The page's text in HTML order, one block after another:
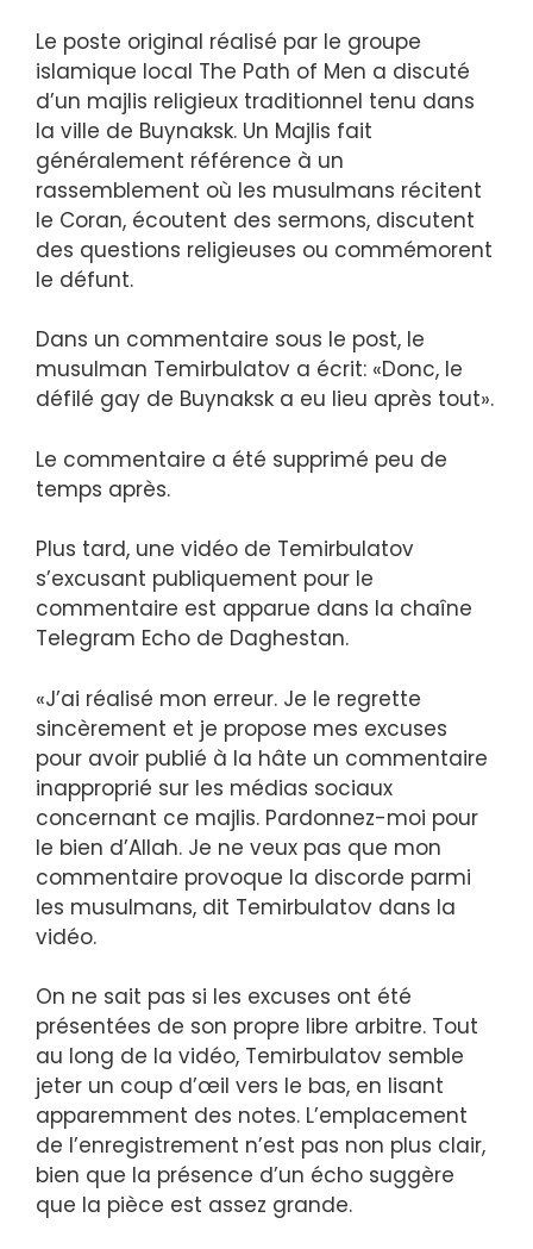
Le poste original réalisé par le groupe
islamique local The Path of Men a discuté
d’un majlis religieux traditionnel tenu dans
la ville de Buynaksk. Un Majlis fait
généralement référence à un
rassemblement où les musulmans récitent
le Coran, écoutent des sermons, discutent
des questions religieuses ou commémorent
le défunt.
Dans un commentaire sous le post, le
musulman Temirbulatov a écrit: «Donc, le
défilé gay de Buynaksk a eu lieu après tout».
Le commentaire a été supprimé peu de
temps après.
Plus tard, une vidéo de Temirbulatov
s’excusant publiquement pour le
commentaire est apparue dans la chaîne
Telegram Echo de Daghestan.
«J’ai réalisé mon erreur. Je le regrette
sincèrement et je propose mes excuses
pour avoir publié à la hâte un commentaire
inapproprié sur les médias sociaux
concernant ce majlis. Pardonnez-moi pour
le bien d’Allah. Je ne veux pas que mon
commentaire provoque la discorde parmi
les musulmans, dit Temirbulatov dans la
vidéo.
On ne sait pas si les excuses ont été
présentées de son propre libre arbitre. Tout
au long de la vidéo, Temirbulatov semble
jeter un coup d’œil vers le bas, en lisant
apparemment des notes. L’emplacement
de l’enregistrement n’est pas non plus clair,
bien que la présence d’un écho suggère
que la pièce est assez grande.